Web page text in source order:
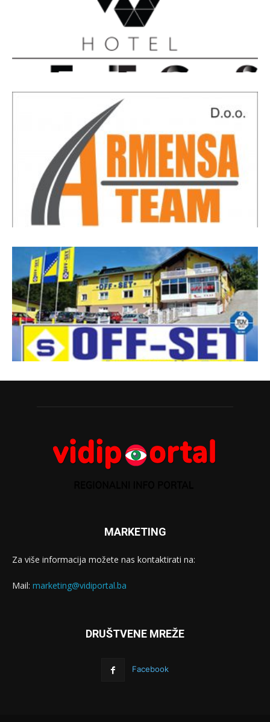
MARKETING
Za više informacija možete nas kontaktirati na:
Mail: marketing@vidiportal.ba
DRUŠTVENE MREŽE
Facebook